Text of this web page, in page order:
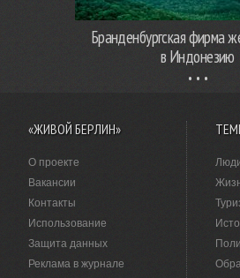
Бранденбургская фирма
в Индонезию
«ЖИВОЙ БЕРЛИН»
О проекте
Вакансии
Контакты
Использование
Защита данных
Реклама в журнале